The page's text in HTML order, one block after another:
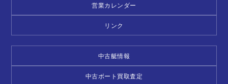
営業カレンダー
リンク
中古艇情報
中古ボート買取査定